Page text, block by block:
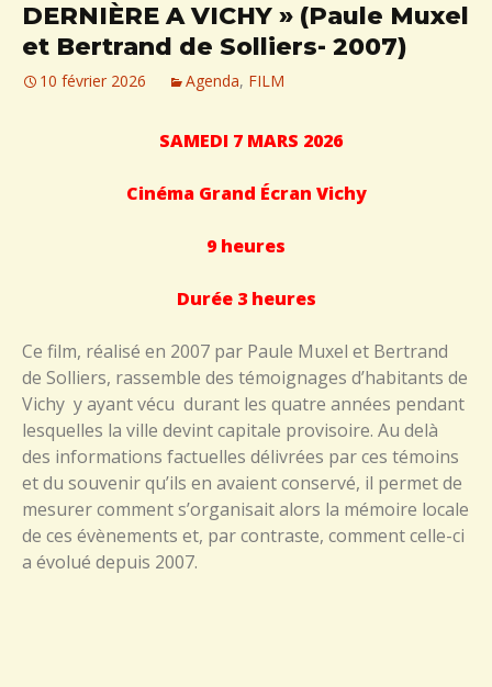
DERNIÈRE A VICHY » (Paule Muxel
et Bertrand de Solliers- 2007)
10 février 2026 Agenda, FILM
SAMEDI 7 MARS 2026
Cinéma Grand Écran Vichy
9 heures
Durée 3 heures
Ce film, réalisé en 2007 par Paule Muxel et Bertrand
de Solliers, rassemble des témoignages d’habitants de
Vichy y ayant vécu durant les quatre années pendant
lesquelles la ville devint capitale provisoire. Au delà
des informations factuelles délivrées par ces témoins
et du souvenir qu’ils en avaient conservé, il permet de
mesurer comment s’organisait alors la mémoire locale
de ces évènements et, par contraste, comment celle-ci
a évolué depuis 2007.